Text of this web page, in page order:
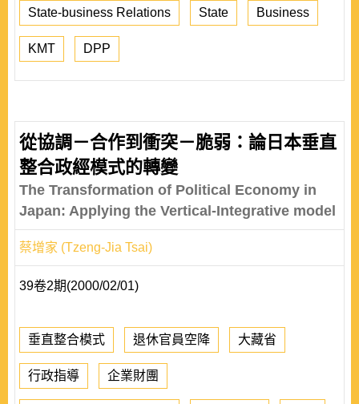
State-business Relations State Business
KMT DPP
從協調－合作到衝突－脆弱：論日本垂直
整合政經模式的轉變
The Transformation of Political Economy in
Japan: Applying the Vertical-Integrative model
蔡增家 (Tzeng-Jia Tsai)
39卷2期(2000/02/01)
垂直整合模式 退休官員空降 大藏省
行政指導 企業財團